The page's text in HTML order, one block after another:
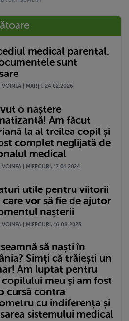
medical parental.
sunt
VOINEA | MARŢI, 24.02.2026
o naștere
Am făcut
la al treilea copil și
complet neglijată de
medical
VOINEA | MIERCURI, 17.01.2024
utile pentru viitorii
vor să fie de ajutor
nașterii
VOINEA | MIERCURI, 16.08.2023
să naști în
Simți că trăiești un
Am luptat pentru
meu și am fost
cursă contra
cu indiferența și
sistemului medical